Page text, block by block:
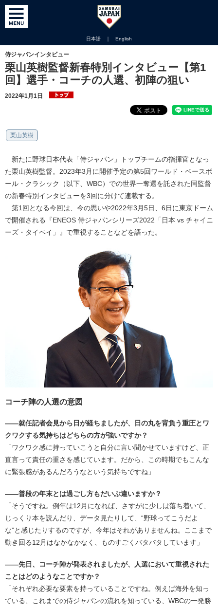
日本語 ｜ English
侍ジャパンインタビュー
栗山英樹監督新春特別インタビュー【第1
回】選手・コーチの人選、初陣の狙い
2022年1月1日
栗山英樹
新たに野球日本代表「侍ジャパン」トップチームの指揮官となっ
た栗山英樹監督。2023年3月に開催予定の第5回ワールド・ベースボ
ール・クラシック（以下、WBC）での世界一奪還を託された同監督
の新春特別インタビューを3回に分けて連載する。
第1回となる今回は、今の思いや2022年3月5日、6日に東京ドーム
で開催される『ENEOS 侍ジャパンシリーズ2022「日本 vs チャイニ
ーズ・タイペイ」』で重視することなどを語った。
コーチ陣の人選の意図
――就任記者会見から日が経ちましたが、日の丸を背負う重圧とワ
クワクする気持ちはどちらの方が強いですか？
「ワクワク感に持っていこうと自分に言い聞かせていますけど、正
直言って責任の重さを感じています。だから、この時期でもこんな
に緊張感があるんだろうなという気持ちですね」
――普段の年末とは過ごし方もだいぶ違いますか？
「そうですね。例年は12月になれば、さすがに少しは落ち着いて、
じっくり本を読んだり、データ見たりして、“野球ってこうだよ
な”と感じたりするのですが、今年はそれがありませんね。ここまで
動き回る12月はなかなかなく、ものすごくバタバタしています」
――先日、コーチ陣が発表されましたが、人選において重視された
ことはどのようなことですか？
「それぞれ必要な要素を持っていることですね。例えば海外を知っ
ている、これまでの侍ジャパンの流れを知っている、WBCの一発勝